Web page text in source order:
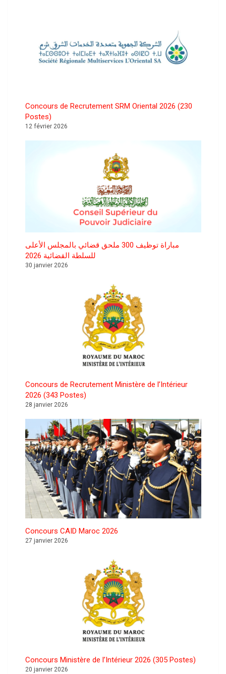
Concours de Recrutement SRM Oriental 2026 (230
Postes)
12 février 2026
مباراة توظيف 300 ملحق قضائي بالمجلس الأعلى
للسلطة القضائية 2026
30 janvier 2026
Concours de Recrutement Ministère de l’Intérieur
2026 (343 Postes)
28 janvier 2026
Concours CAID Maroc 2026
27 janvier 2026
Concours Ministère de l’Intérieur 2026 (305 Postes)
20 janvier 2026